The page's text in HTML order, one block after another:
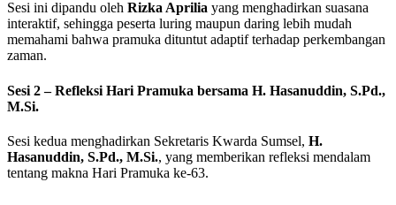
Sesi ini dipandu oleh Rizka Aprilia yang menghadirkan suasana
interaktif, sehingga peserta luring maupun daring lebih mudah
memahami bahwa pramuka dituntut adaptif terhadap perkembangan
zaman.
Sesi 2 – Refleksi Hari Pramuka bersama H. Hasanuddin, S.Pd.,
M.Si.
Sesi kedua menghadirkan Sekretaris Kwarda Sumsel, H.
Hasanuddin, S.Pd., M.Si., yang memberikan refleksi mendalam
tentang makna Hari Pramuka ke-63.